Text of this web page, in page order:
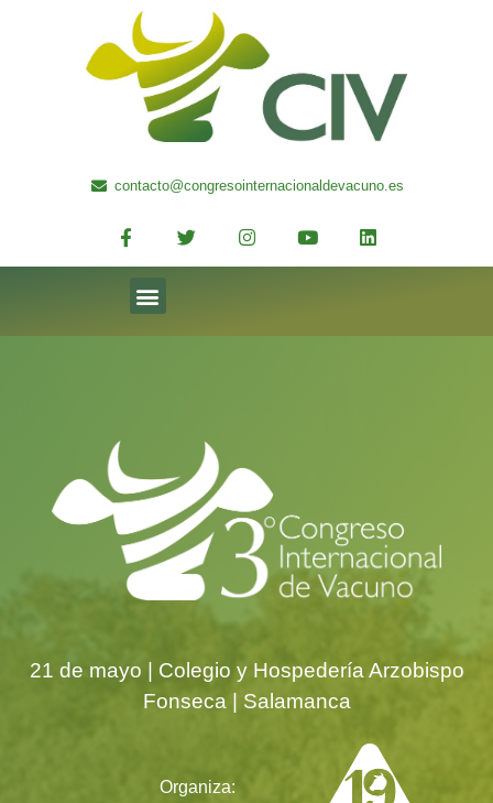
contacto@congresointernacionaldevacuno.es
21 de mayo | Colegio y Hospedería Arzobispo
Fonseca | Salamanca
Organiza: